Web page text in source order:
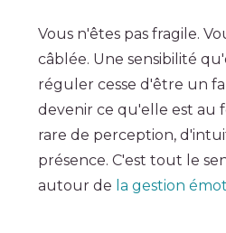
Vous n'êtes pas fragile.
câblée. Une sensibilité
réguler cesse d'être un
devenir ce qu'elle est au
rare de perception,
présence. C'est tout le
autour de la gestion